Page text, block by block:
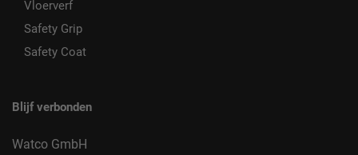
Vloerverf
Safety Grip
Safety Coat
Blijf verbonden
Watco GmbH